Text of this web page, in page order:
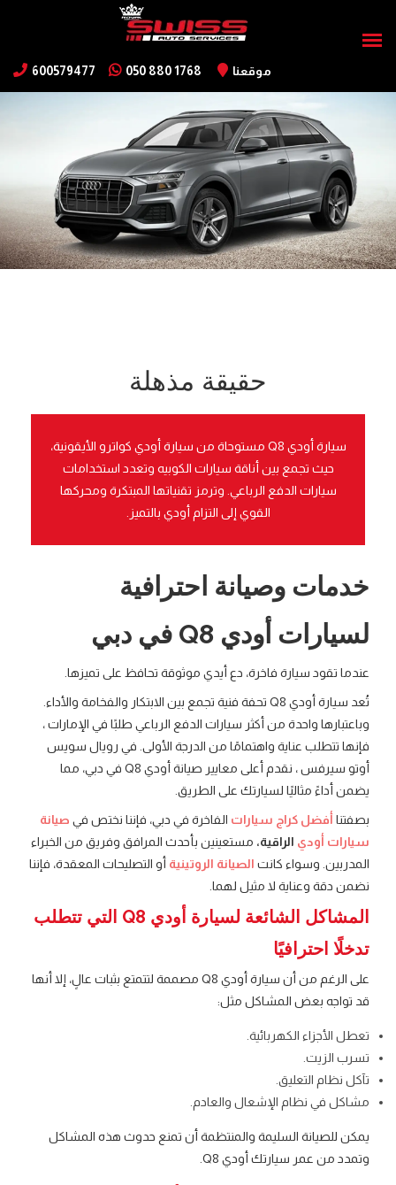
600579477 050 880 1768 موقعنا
حقيقة مذهلة
سيارة أودي Q8 مستوحاة من سيارة أودي كواترو الأيقونية،
حيث تجمع بين أناقة سيارات الكوبيه وتعدد استخدامات
سيارات الدفع الرباعي. وترمز تقنياتها المبتكرة ومحركها
القوي إلى التزام أودي بالتميز.
خدمات وصيانة احترافية
لسيارات أودي Q8 في دبي
عندما تقود سيارة فاخرة، دع أيدي موثوقة تحافظ على تميزها.
تُعد سيارة أودي Q8 تحفة فنية تجمع بين الابتكار والفخامة والأداء.
وباعتبارها واحدة من أكثر سيارات الدفع الرباعي طلبًا في الإمارات ،
فإنها تتطلب عناية واهتمامًا من الدرجة الأولى. في رويال سويس
أوتو سيرفس ، نقدم أعلى معايير صيانة أودي Q8 في دبي، مما
يضمن أداءً مثاليًا لسيارتك على الطريق.
بصفتنا أفضل كراج سيارات الفاخرة في دبي، فإننا نختص في صيانة
سيارات أودي الراقية، مستعينين بأحدث المرافق وفريق من الخبراء
المدربين. وسواء كانت الصيانة الروتينية أو التصليحات المعقدة، فإننا
نضمن دقة وعناية لا مثيل لهما.
المشاكل الشائعة لسيارة أودي Q8 التي تتطلب
تدخلًا احترافيًا
على الرغم من أن سيارة أودي Q8 مصممة لتتمتع بثبات عالٍ، إلا أنها
قد تواجه بعض المشاكل مثل:
تعطل الأجزاء الكهربائية.
تسرب الزيت.
تآكل نظام التعليق.
مشاكل في نظام الإشعال والعادم.
يمكن للصيانة السليمة والمنتظمة أن تمنع حدوث هذه المشاكل
وتمدد من عمر سيارتك أودي Q8.